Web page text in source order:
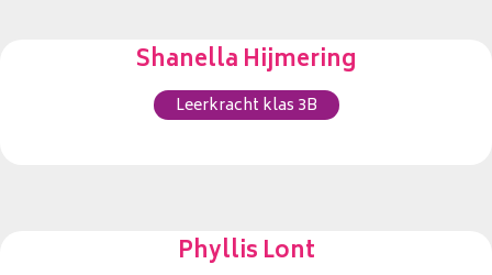
Shanella Hijmering
Leerkracht klas 3B
Phyllis Lont